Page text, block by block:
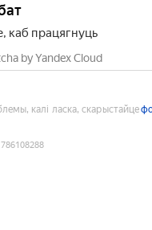
каб працягнуць
by Yandex Cloud
калі ласка, скарыстайце